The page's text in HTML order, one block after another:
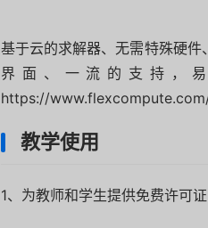
基于云的求解器、无需特殊硬
界面、一流的支持，
https://
教学使用
1、为教师和学生提供免费许可